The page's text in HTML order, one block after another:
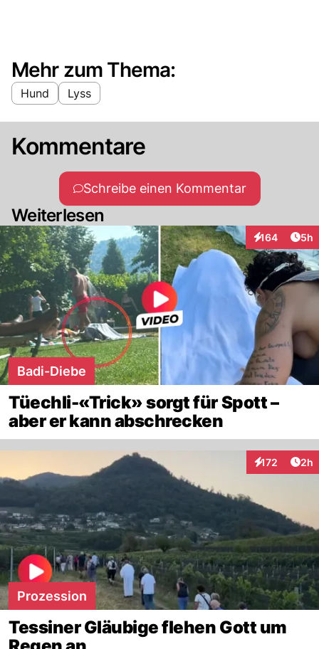
Mehr zum Thema:
Hund Lyss
Kommentare
Schreibe einen Kommentar
Weiterlesen
164
Interaktionen
5h
Badi-Diebe
Tüechli-«Trick» sorgt für Spott –
aber er kann abschrecken
172
Interaktionen
2h
Prozession
Tessiner Gläubige flehen Gott um